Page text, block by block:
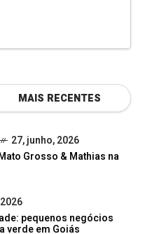
MAIS RECENTES
27, junho, 2026
Grosso & Mathias na
pequenos negócios
verde em Goiás